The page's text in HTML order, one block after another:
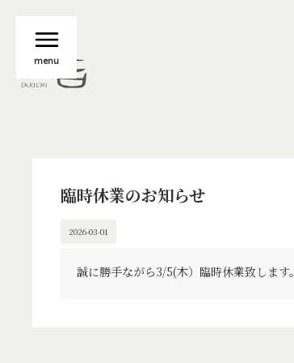
menu
臨時休業のお知らせ
2026-03-01
‍誠に勝手ながら3/5(木）臨時休業致します。